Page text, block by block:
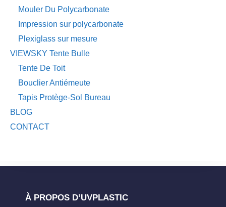
Mouler Du Polycarbonate
Impression sur polycarbonate
Plexiglass sur mesure
VIEWSKY Tente Bulle
Tente De Toit
Bouclier Antiémeute
Tapis Protège-Sol Bureau
BLOG
CONTACT
À PROPOS D’UVPLASTIC